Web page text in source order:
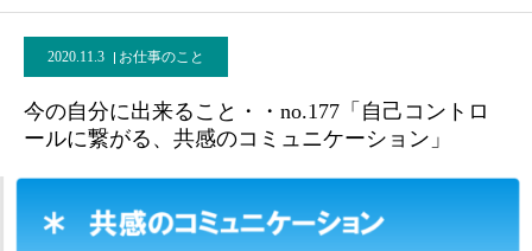
2020.11.3 お仕事のこと
今の自分に出来ること・・no.177「自己コントロ
ールに繋がる、共感のコミュニケーション」